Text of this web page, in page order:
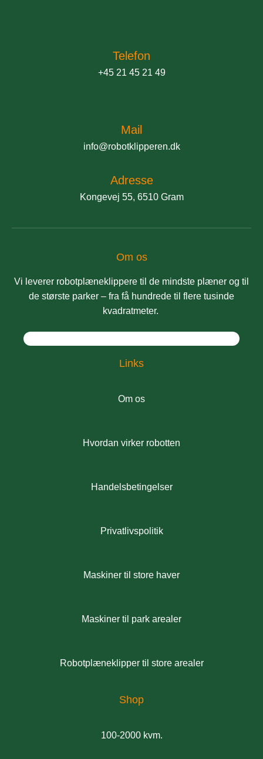
Telefon
+45 21 45 21 49
Mail
info@robotklipperen.dk
Adresse
Kongevej 55, 6510 Gram
Om os
Vi leverer robotplæneklippere til de mindste plæner og til
de største parker – fra få hundrede til flere tusinde
kvadratmeter.
Links
Om os
Hvordan virker robotten
Handelsbetingelser
Privatlivspolitik
Maskiner til store haver
Maskiner til park arealer
Robotplæneklipper til store arealer
Shop
100-2000 kvm.